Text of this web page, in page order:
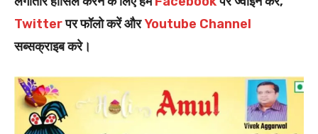
Twitterपर फॉलो करें औरYoutube Channel
सब्सक्राइब करे।